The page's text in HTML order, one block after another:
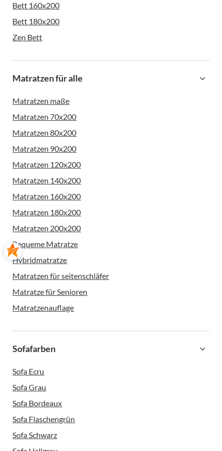
Bett 160x200
Bett 180x200
Zen Bett
Matratzen für alle
Matratzen maße
Matratzen 70x200
Matratzen 80x200
Matratzen 90x200
Matratzen 120x200
Matratzen 140x200
Matratzen 160x200
Matratzen 180x200
Matratzen 200x200
Bequeme Matratze
Hybridmatratze
Matratzen für seitenschläfer
Matratze für Senioren
Matratzenauflage
Sofafarben
Sofa Ecru
Sofa Grau
Sofa Bordeaux
Sofa Flaschengrün
Sofa Schwarz